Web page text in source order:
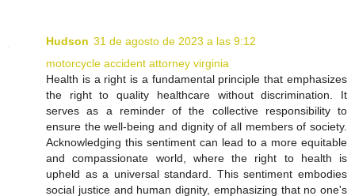
Hudson 31 de agosto de 2023 a las 9:12
motorcycle accident attorney virginia
Health is a right is a fundamental principle that emphasizes
the right to quality healthcare without discrimination. It
serves as a reminder of the collective responsibility to
ensure the well-being and dignity of all members of society.
Acknowledging this sentiment can lead to a more equitable
and compassionate world, where the right to health is
upheld as a universal standard. This sentiment embodies
social justice and human dignity, emphasizing that no one's